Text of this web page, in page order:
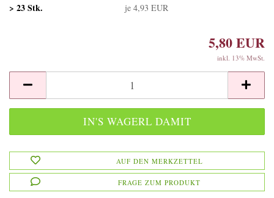
> 23 Stk. je 4,93 EUR
5,80 EUR
inkl. 13% MwSt.
AUF DEN MERKZETTEL
FRAGE ZUM PRODUKT